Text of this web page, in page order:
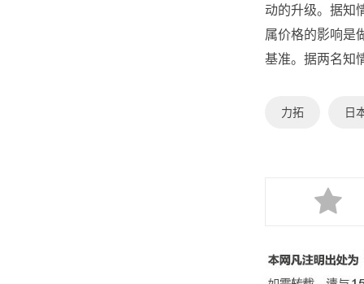
动的升级。据知
属价格的影响是
基准。据两名知
力拓 日